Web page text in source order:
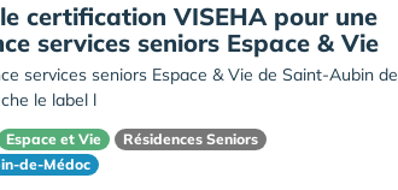
certification VISEHA pour une
services seniors Espace & Vie
services seniors Espace & Vie de Saint-Aubin de
le label l
Espace et Vie
Résidences Seniors
de-Médoc